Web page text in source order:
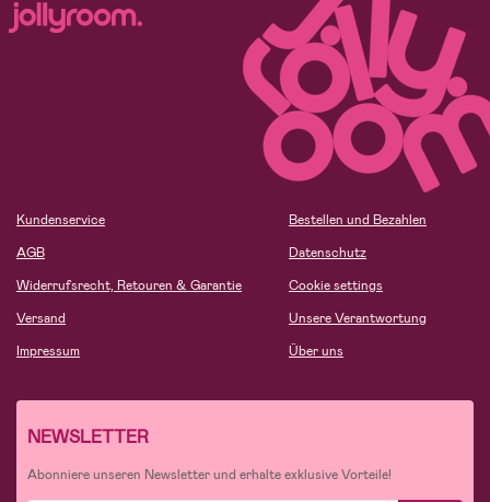
Kundenservice
AGB
Widerrufsrecht, Retouren & Garantie
Versand
Impressum
Bestellen und Bezahlen
Datenschutz
Cookie settings
Unsere Verantwortung
Über uns
NEWSLETTER
Abonniere unseren Newsletter und erhalte exklusive Vorteile!